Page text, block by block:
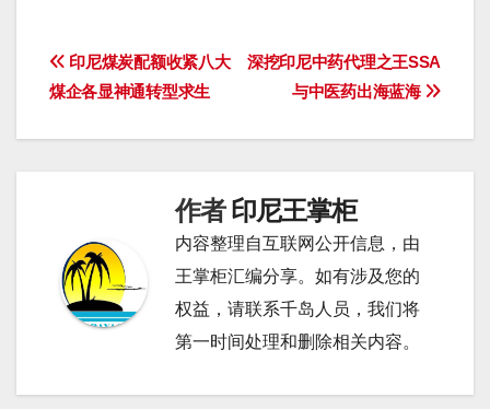
文
章
深挖印尼中药代理之王SSA
与中医药出海蓝海
印尼煤炭配额收紧八大
煤企各显神通转型求生
作者印尼王掌柜
内容整理自互联网公开信息，由
王掌柜汇编分享。如有涉及您的
权益，请联系千岛人员，我们将
第一时间处理和删除相关内容。